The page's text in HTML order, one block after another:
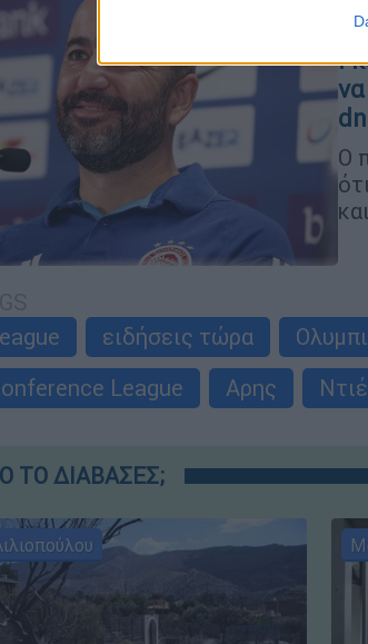
Ο
ειδήσεις τώρα
League
Αρης
ΤΟ ΔΙΑΒΑΣΕΣ;